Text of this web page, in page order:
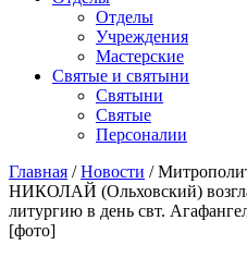
Отделы
Учреждения
Мастерские
Святые и святыни
Cвятыни
Cвятые
Персоналии
Главная /Новости /
НИКОЛАЙ (Ольховский)
литургию в день свт.
[фото]